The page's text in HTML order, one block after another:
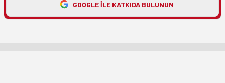
GOOGLE ILE KATKIDA BULUNUN